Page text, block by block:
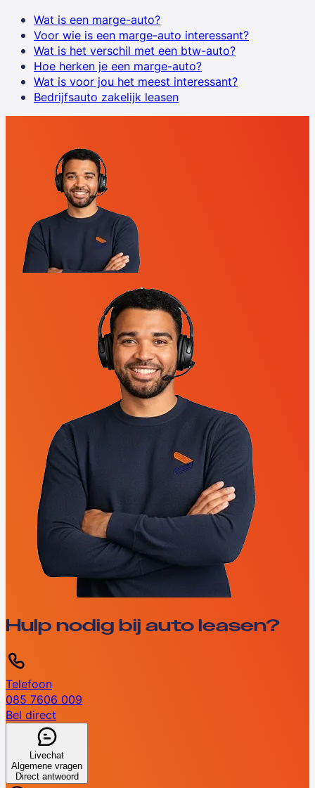
Wat is een marge-auto?
Voor wie is een marge-auto interessant?
Wat is het verschil met een btw-auto?
Hoe herken je een marge-auto?
Wat is voor jou het meest interessant?
Bedrijfsauto zakelijk leasen
Hulp nodig bij auto leasen?
Telefoon
085 7606 009
Bel direct
Livechat
Algemene vragen
Direct antwoord